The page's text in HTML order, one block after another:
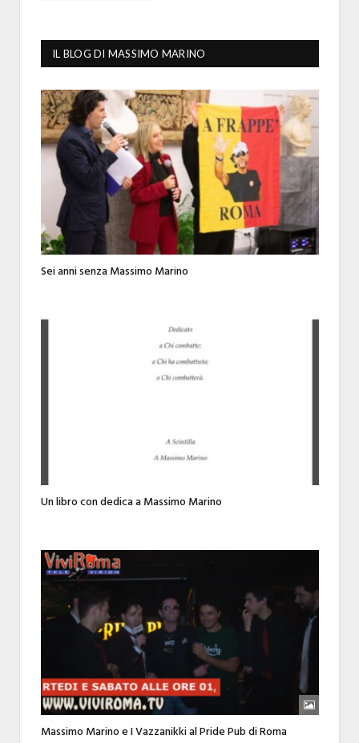
IL BLOG DI MASSIMO MARINO
Sei anni senza Massimo Marino
Un libro con dedica a Massimo Marino
Massimo Marino e I Vazzanikki al Pride Pub di Roma